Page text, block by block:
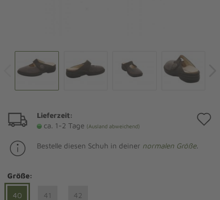
Lieferzeit:
ca. 1-2 Tage (Ausland abweichend)
Bestelle diesen Schuh in deiner normalen Größe.
Größe:
40 41 42